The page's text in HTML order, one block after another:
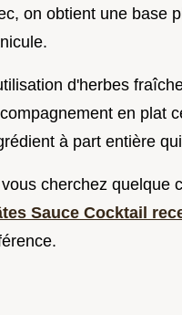
on obtient une base
d'herbes
en plat
à part entière
cherchez quelque
Sauce Cocktail